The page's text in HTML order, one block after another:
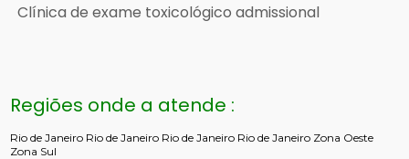
Clínica de exame toxicológico admissional
Regiões onde a atende :
Rio de Janeiro Rio de Janeiro Rio de Janeiro Rio de Janeiro Zona Oeste
Zona Sul